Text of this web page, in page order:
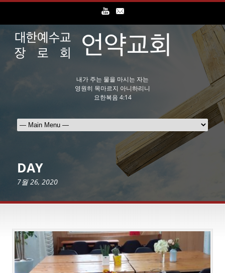
내가 주는 물을 마시는 자는
영원히 목마르지 아니하리니
요한복음 4:14
DAY
7월 26, 2020